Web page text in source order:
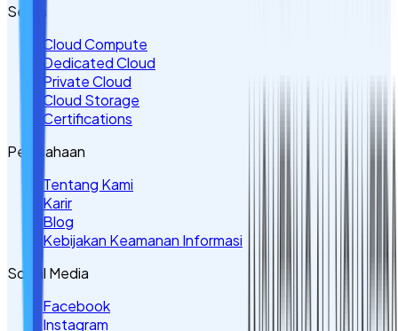
Servis
Cloud Compute
Dedicated Cloud
Private Cloud
Cloud Storage
Certifications
Perusahaan
Tentang Kami
Karir
Blog
Kebijakan Keamanan Informasi
Sosial Media
Facebook
Instagram